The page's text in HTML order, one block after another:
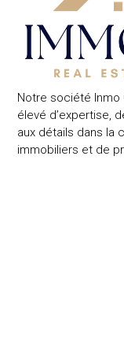
Notre société Inmo
élevé d’expertise,
aux détails dans la
immobiliers et de